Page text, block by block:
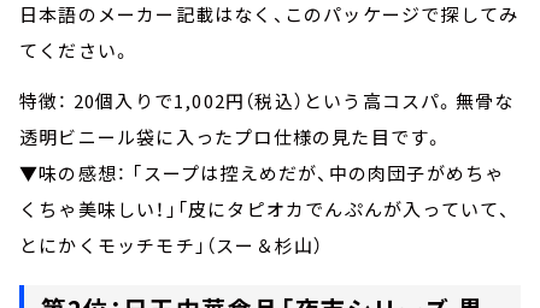
日本語のメーカー記載はなく、このパッケージで探してみ
てください。
特徴： 20個入りで1,002円（税込）という高コスパ。無骨な
透明ビニール袋に入ったプロ仕様の見た目です。
▼味の感想： 「スープは控えめだが、中の肉団子がめちゃ
くちゃ美味しい！」「皮にタピオカでんぷんが入っていて、
とにかくモッチモチ」（スー＆杉山）